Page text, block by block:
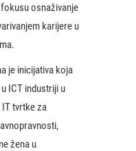
osnaživanje
karijere u
je inicijativa koja
ICT industriji u
tvrtke za
žena u